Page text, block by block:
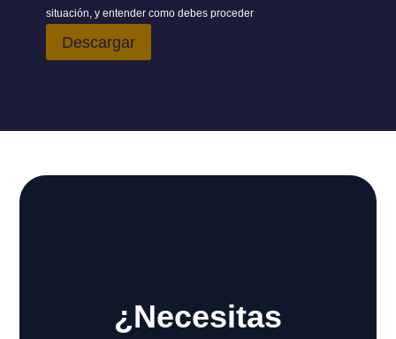
situación, y entender como debes proceder
Descargar
¿Necesitas